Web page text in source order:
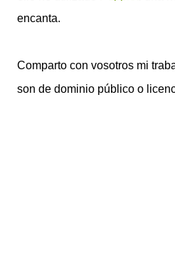
encanta.
Comparto con vosotros mi
son de dominio público o